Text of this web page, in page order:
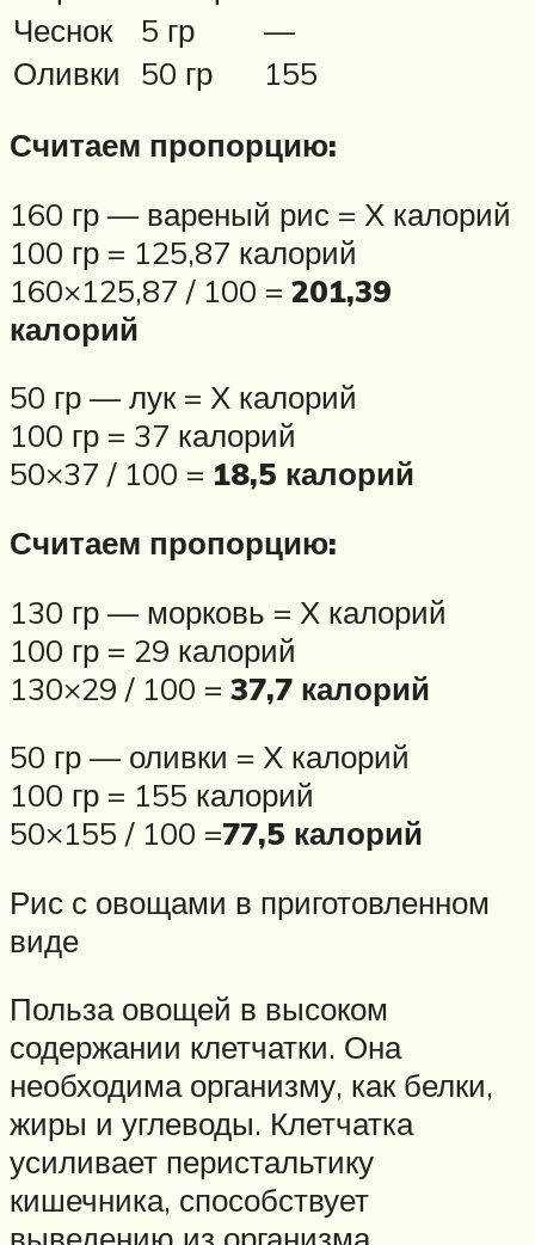
Чеснок
5 гр
—
Оливки
50 гр
155
Считаем пропорцию:
160 гр — вареный рис = Х калорий
100 гр = 125,87 калорий
160×125,87 / 100 = 201,39
калорий
50 гр — лук = Х калорий
100 гр = 37 калорий
50×37 / 100 = 18,5 калорий
Считаем пропорцию:
130 гр — морковь = Х калорий
100 гр = 29 калорий
130×29 / 100 = 37,7 калорий
50 гр — оливки = Х калорий
100 гр = 155 калорий
50×155 / 100 =77,5 калорий
Рис с овощами в приготовленном
виде
Польза овощей в высоком
содержании клетчатки. Она
необходима организму, как белки,
жиры и углеводы. Клетчатка
усиливает перистальтику
кишечника, способствует